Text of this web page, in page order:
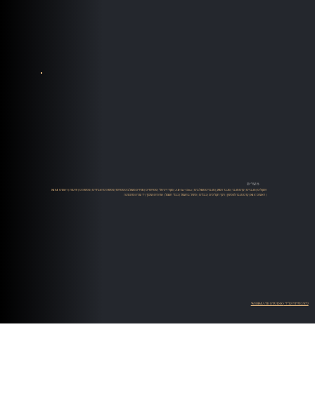
מוצרים
רמקולים|מגברים|קדם מגבר|מגבר הספק|מגברים משולבים|
All-In-One
|מקור דיגיטלי|סטרימרים|ממירים משולבים סטרימר|פטיפונים ואביזרים|פטיפונים|זרועות|ראשים MM
| ראשים MC |
קדם מגבר לפטיפון|ניקוי תקליטים|כבלים|טיפול בחשמל|כבלי חשמל|ארוניות ושיכוך|יד שניה ומתצוגה
עיצוב ופיתוח על ידי WEBMATE STUDIO